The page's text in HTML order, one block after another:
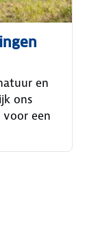
en
ons
een